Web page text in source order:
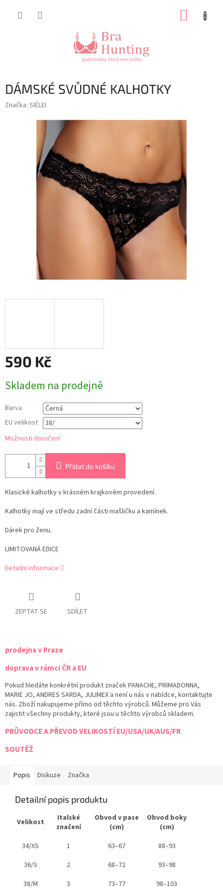
DÁMSKÉ SVŮDNÉ KALHOTKY
Značka: SIÉLEI
590 Kč
cena:
Skladem na prodejně
Barva
EU velikost
Možnosti doručení
Přidat do košíku
Klasické kalhotky v krásném krajkovém provedení.
Kalhotky mají ve středu zadní části mašličku a kamínek.
Dárek pro ženu.
LIMITOVANÁ EDICE
Detailní informace
ZEPTAT SE SDÍLET
prodejna v Praze
doprava v rámci ČR a EU
Pokud hledáte konkrétní produkt značek PANACHE, PRIMADONNA,
MARIE JO, ANDRES SARDA, JULIMEX a není u nás v nabídce, kontaktujte
nás. Zboží nakupujeme přímo od těchto výrobců. Můžeme pro Vás
zajistit všechny produkty, které jsou u těchto výrobců skladem.
PRŮVODCE A PŘEVOD VELIKOSTÍ EU/USA/UK/AUS/FR
SOUTĚŽ
Popis Diskuze Značka
Detailní popis produktu
Velikost
Italské
značení
Obvod v pase
(cm)
Obvod boky
(cm)
34/XS
1 63–67
88–93
36/S
2 68–72
93–98
38/M
3 73–77 98–103